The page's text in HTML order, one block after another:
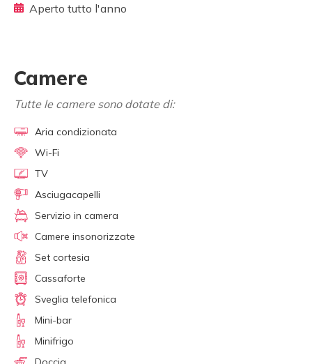
Aperto tutto l'anno
Camere
Tutte le camere sono dotate di:
Aria condizionata
Wi-Fi
TV
Asciugacapelli
Servizio in camera
Camere insonorizzate
Set cortesia
Cassaforte
Sveglia telefonica
Mini-bar
Minifrigo